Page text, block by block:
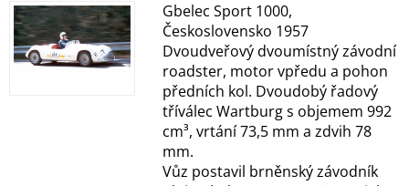
Gbelec Sport 1000,
Československo 1957
Dvoudveřový dvoumístný závodní
roadster, motor vpředu a pohon
předních kol. Dvoudobý řadový
tříválec Wartburg s objemem 992
cm³, vrtání 73,5 mm a zdvih 78
mm.
Vůz postavil brněnský závodník